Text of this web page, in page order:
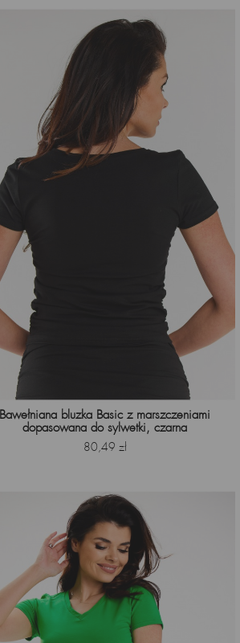
Bawełniana bluzka Basic z marszczeniami
dopasowana do sylwetki, czarna
Cena
80,49 zł